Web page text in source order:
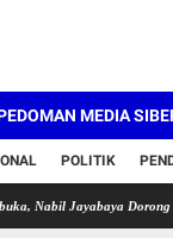
MEDIA
POLITIK
Dorong Sinergi